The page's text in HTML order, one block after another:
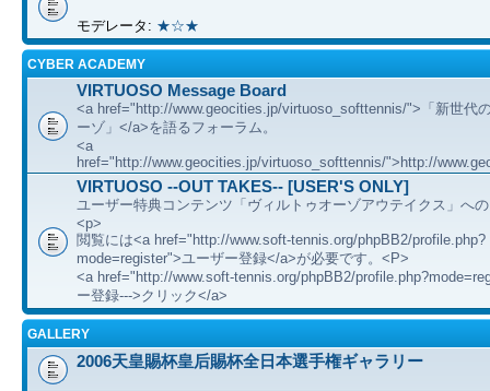
モデレータ: ★☆★
CYBER ACADEMY
VIRTUOSO Message Board
<a href="http://www.geocities.jp/virtuoso_softtennis/">「新世代
ーゾ」</a>を語るフォーラム。
<a
href="http://www.geocities.jp/virtuoso_softtennis/">http://
VIRTUOSO --OUT TAKES-- [USER'S ONLY]
ユーザー特典コンテンツ「ヴィルトゥオーゾアウテイクス」へ
<p>
閲覧には<a href="http://www.soft-tennis.org/phpBB2/profile.php?
mode=register">ユーザー登録</a>が必要です。<P>
<a href="http://www.soft-tennis.org/phpBB2/
ー登録--->クリック</a>
GALLERY
2006天皇賜杯皇后賜杯全日本選手権ギャラリー